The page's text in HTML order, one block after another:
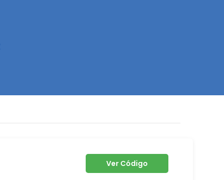
Ver Código